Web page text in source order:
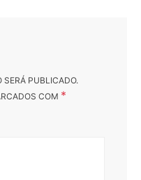
SERÁ PUBLICADO.
COM *